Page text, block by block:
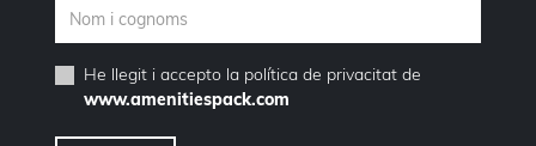
He llegit i accepto la política de privacitatde
www.amenitiespack.com